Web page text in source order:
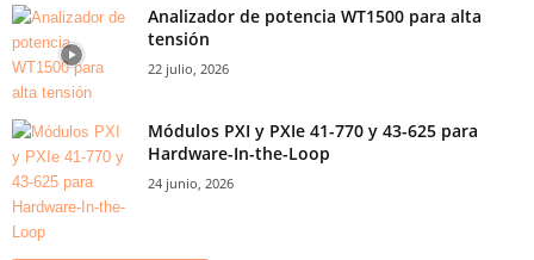
Analizador de potencia WT1500 para alta
tensión
22 julio, 2026
Módulos PXI y PXIe 41-770 y 43-625 para
Hardware-In-the-Loop
24 junio, 2026